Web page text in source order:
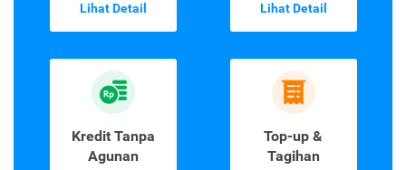
Lihat Detail Lihat Detail
Kredit Tanpa
Agunan
Top-up &
Tagihan